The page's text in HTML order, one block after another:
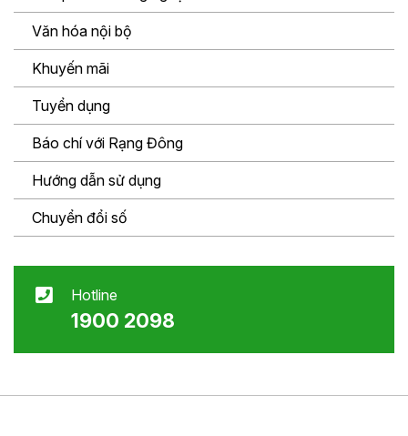
Văn hóa nội bộ
Khuyến mãi
Tuyển dụng
Báo chí với Rạng Đông
Hướng dẫn sử dụng
Chuyển đổi số
Hotline
1900 2098